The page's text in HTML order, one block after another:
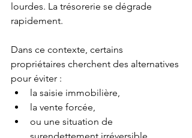
lourdes. La trésorerie se dégrade
rapidement.
Dans ce contexte, certains
propriétaires cherchent des alternatives
pour éviter :
la saisie immobilière,
la vente forcée,
ou une situation de